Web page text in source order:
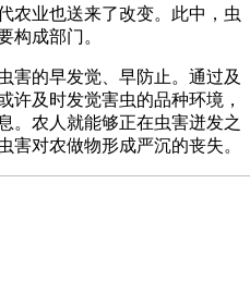
业也送来了改变。此中，虫
构成部门。
的早发觉、早防止。通过及
许及时发觉害虫的品种环境，
。农人就能够正在虫害迸发之
害对农做物形成严沉的丧失。